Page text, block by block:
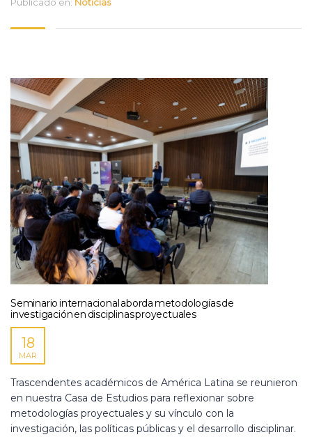
Seminario internacional aborda metodologías de
investigación en disciplinas proyectuales
18
MAR
Trascendentes académicos de América Latina se reunieron
en nuestra Casa de Estudios para reflexionar sobre
metodologías proyectuales y su vínculo con la
investigación, las políticas públicas y el desarrollo disciplinar.